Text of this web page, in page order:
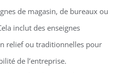
de magasin, de bureaux ou
inclut des enseignes
relief ou traditionnelles pour
de l’entreprise.